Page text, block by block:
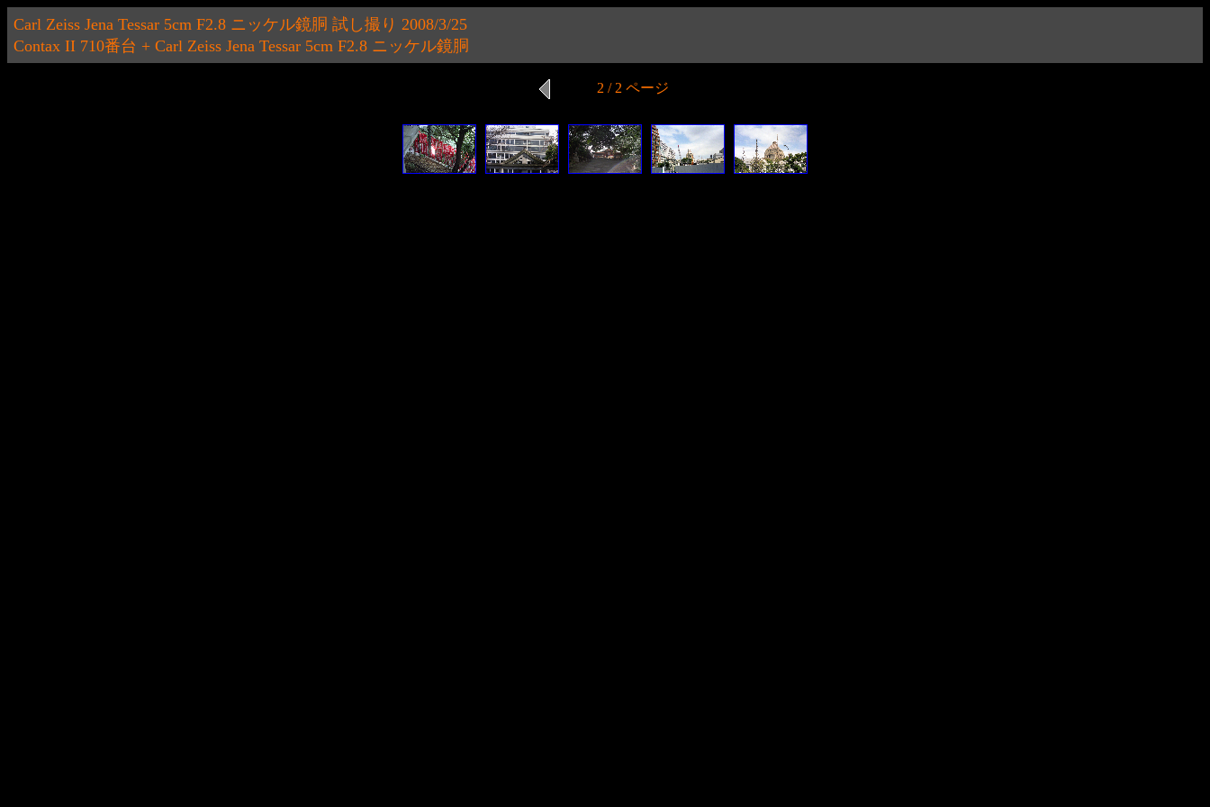
Carl Zeiss Jena Tessar 5cm F2.8 ニッケル鏡胴 試し撮り 2008/3/25
Contax II 710番台 + Carl Zeiss Jena Tessar 5cm F2.8 ニッケル鏡胴
2 / 2 ページ